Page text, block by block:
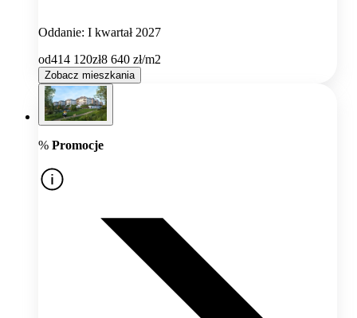
Oddanie: I kwartał 2027
od414 120zł8 640 zł/m2
Zobacz mieszkania
% Promocje